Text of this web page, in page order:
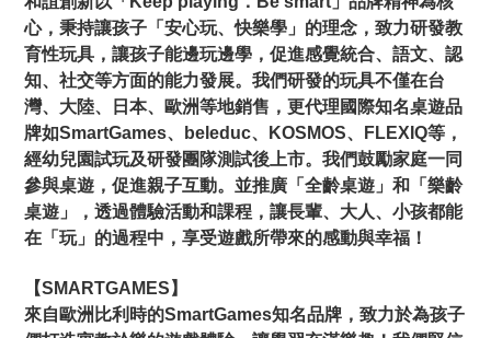
心，秉持讓孩子「安心玩、快樂學」的理念，致力研發教
育性玩具，讓孩子能邊玩邊學，促進感覺統合、語文、認
知、社交等方面的能力發展。我們研發的玩具不僅在台
灣、大陸、日本、歐洲等地銷售，更代理國際知名桌遊品
牌如SmartGames、beleduc、KOSMOS、FLEXIQ等，
經幼兒園試玩及研發團隊測試後上市。我們鼓勵家庭一同
參與桌遊，促進親子互動。並推廣「全齡桌遊」和「樂齡
桌遊」，透過體驗活動和課程，讓長輩、大人、小孩都能
在「玩」的過程中，享受遊戲所帶來的感動與幸福！
【SMARTGAMES】
來自歐洲比利時的SmartGames知名品牌，致力於為孩子